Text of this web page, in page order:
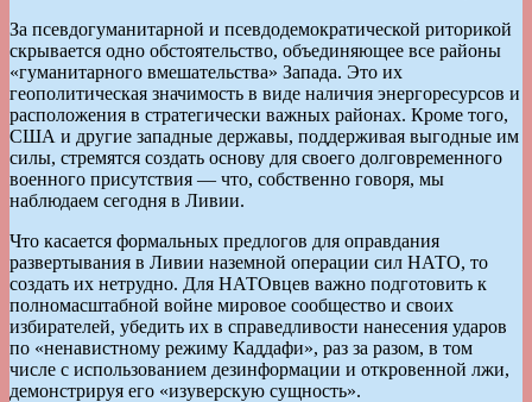
За псевдогуманитарной и псевдодемократической риторикой
скрывается одно обстоятельство, объединяющее все районы
«гуманитарного вмешательства» Запада. Это их
геополитическая значимость в виде наличия энергоресурсов и
расположения в стратегически важных районах. Кроме того,
США и другие западные державы, поддерживая выгодные им
силы, стремятся создать основу для своего долговременного
военного присутствия — что, собственно говоря, мы
наблюдаем сегодня в Ливии.
Что касается формальных предлогов для оправдания
развертывания в Ливии наземной операции сил НАТО, то
создать их нетрудно. Для НАТОвцев важно подготовить к
полномасштабной войне мировое сообщество и своих
избирателей, убедить их в справедливости нанесения ударов
по «ненавистному режиму Каддафи», раз за разом, в том
числе с использованием дезинформации и откровенной лжи,
демонстрируя его «изуверскую сущность».